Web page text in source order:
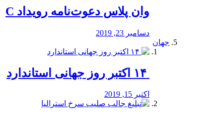
وان پلاس دعوت‌نامه رویداد C
دسامبر 23, 2019
جهان
اکتبر 15, 2019